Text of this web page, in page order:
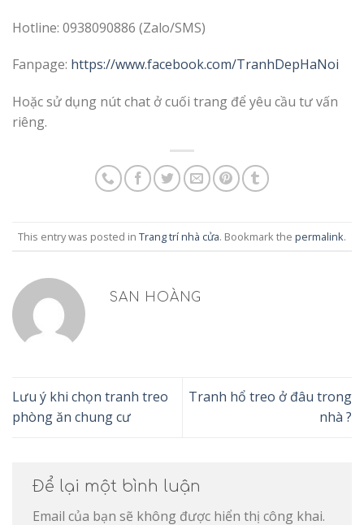
Hotline: 0938090886 (Zalo/SMS)
Fanpage: https://www.facebook.com/TranhDepHaNoi
Hoặc sử dụng nút chat ở cuối trang để yêu cầu tư vấn
riêng.
This entry was posted in Trang trí nhà cửa. Bookmark the permalink.
SAN HOÀNG
Lưu ý khi chọn tranh treo
phòng ăn chung cư
Tranh hổ treo ở đâu trong
nhà ?
Để lại một bình luận
Email của bạn sẽ không được hiển thị công khai.